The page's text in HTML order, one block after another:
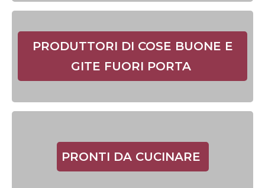
PRODUTTORI DI COSE BUONE E
GITE FUORI PORTA
PRONTI DA CUCINARE